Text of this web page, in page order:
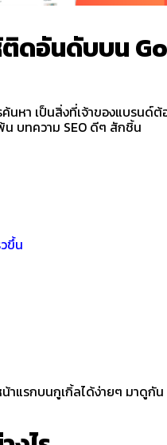
ติดอันดับบน
หา เป็นสิ่งที่เจ้าของแบรนด์ต้
บทความ SEO ดีๆ สักชิ้น
ขึ้น
น้าแรกบนกูเกิ้ลได้ง่ายๆ มาดูกัน